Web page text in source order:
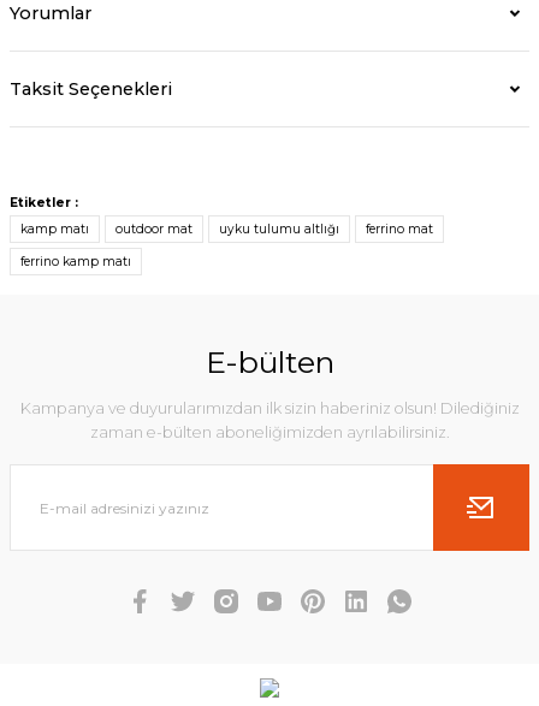
Yorumlar
Taksit Seçenekleri
Etiketler :
kamp matı
outdoor mat uyku tulumu altlığı ferrino mat
ferrino kamp matı
E-bülten
Kampanya ve duyurularımızdan ilk sizin haberiniz olsun! Dilediğiniz
zaman e-bülten aboneliğimizden ayrılabilirsiniz.